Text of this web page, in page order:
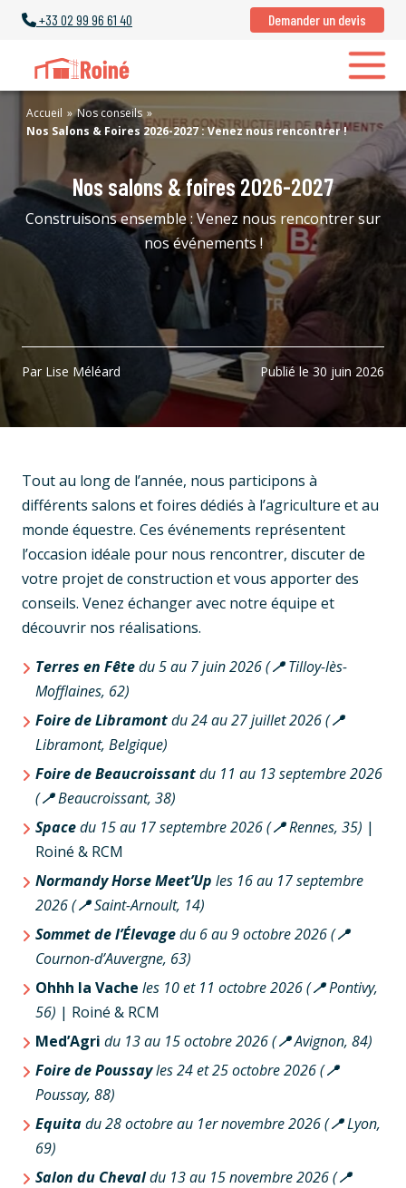
+33 02 99 96 61 40 Demander un devis
Nos salons & foires 2026-2027
Construisons ensemble : Venez nous rencontrer sur
nos événements !
Par Lise Méléard Publié le 30 juin 2026
Accueil » Nos conseils »
Nos Salons & Foires 2026-2027 : Venez nous rencontrer !
Tout au long de l’année, nous participons à
différents salons et foires dédiés à l’agriculture et au
monde équestre. Ces événements représentent
l’occasion idéale pour nous rencontrer, discuter de
votre projet de construction et vous apporter des
conseils. Venez échanger avec notre équipe et
découvrir nos réalisations.
Terres en Fêtedu 5 au 7 juin 2026 (📍Tilloy-lès-
Mofflaines, 62)
Foire de Libramontdu 24 au 27 juillet 2026 (📍
Libramont, Belgique)
Foire de Beaucroissantdu 11 au 13 septembre 2026
(📍Beaucroissant, 38)
Spacedu 15 au 17 septembre 2026 (📍Rennes, 35) |
Roiné & RCM
Normandy Horse Meet’Up les 16 au 17 septembre
2026 (📍Saint-Arnoult, 14)
Sommet de l’Élevagedu 6 au 9 octobre 2026 (📍
Cournon-d’Auvergne, 63)
Ohhh la Vache les 10 et 11 octobre 2026 (📍Pontivy,
56) | Roiné & RCM
Med’Agri du 13 au 15 octobre 2026 (📍Avignon, 84)
Foire de Poussayles 24 et 25 octobre 2026 (📍
Poussay, 88)
Equitadu 28 octobre au 1er novembre 2026 (📍Lyon,
69)
Salon du Chevaldu 13 au 15 novembre 2026 (📍